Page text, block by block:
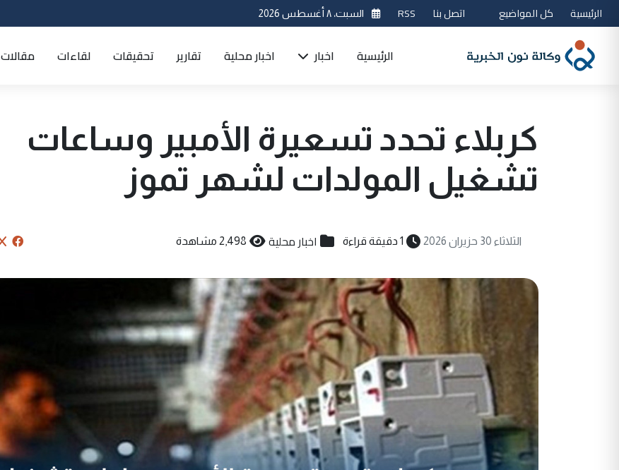
الرئيسية كل المواضيع اتصل بنا RSS السبت، ٨ أغسطس 2026
الرئيسية اخبار اخبار محلية تقارير تحقيقات لقاءات مقالات
كربلاء تحدد تسعيرة الأمبير وساعات
تشغيل المولدات لشهر تموز
الثلاثاء 30 حزيران 2026 1 دقيقة قراءة اخبار محلية 2,498 مشاهدة